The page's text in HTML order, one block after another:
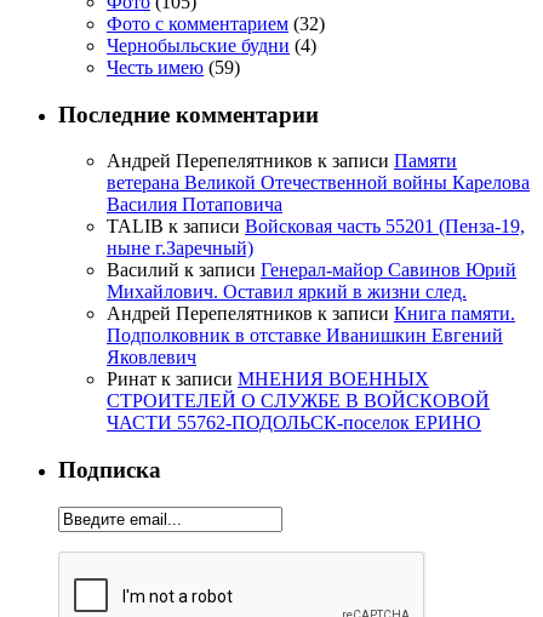
Фото с комментарием (32)
Чернобыльские будни (4)
Честь имею (59)
Последние комментарии
Андрей Перепелятников к записи Памяти
ветерана Великой Отечественной войны Карелова
Василия Потаповича
TALIB к записи Войсковая часть 55201 (Пенза-19,
ныне г.Заречный)
Василий к записи Генерал-майор Савинов Юрий
Михайлович. Оставил яркий в жизни след.
Андрей Перепелятников к записи Книга памяти.
Подполковник в отставке Иванишкин Евгений
Яковлевич
Ринат к записи МНЕНИЯ ВОЕННЫХ
СТРОИТЕЛЕЙ О СЛУЖБЕ В ВОЙСКОВОЙ
ЧАСТИ 55762-ПОДОЛЬСК-поселок ЕРИНО
Подписка